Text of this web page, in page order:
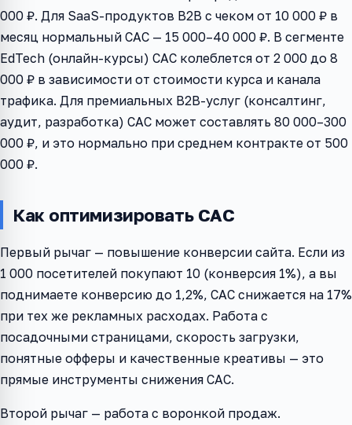
000 ₽. Для SaaS-продуктов B2B с чеком от 10 000 ₽ в
месяц нормальный CAC — 15 000–40 000 ₽. В сегменте
EdTech (онлайн-курсы) CAC колеблется от 2 000 до 8
000 ₽ в зависимости от стоимости курса и канала
трафика. Для премиальных B2B-услуг (консалтинг,
аудит, разработка) CAC может составлять 80 000–300
000 ₽, и это нормально при среднем контракте от 500
000 ₽.
Как оптимизировать CAC
Первый рычаг — повышение конверсии сайта. Если из
1 000 посетителей покупают 10 (конверсия 1%), а вы
поднимаете конверсию до 1,2%, CAC снижается на 17%
при тех же рекламных расходах. Работа с
посадочными страницами, скорость загрузки,
понятные офферы и качественные креативы — это
прямые инструменты снижения CAC.
Второй рычаг — работа с воронкой продаж.